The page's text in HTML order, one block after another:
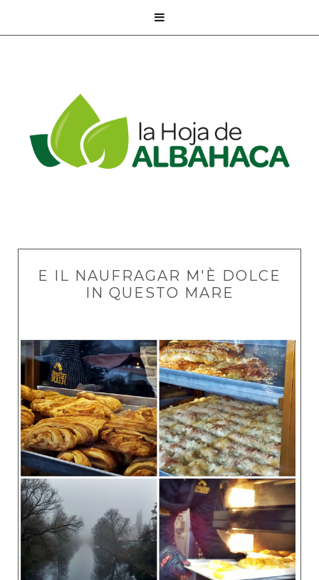

E IL NAUFRAGAR M'È DOLCE
IN QUESTO MARE